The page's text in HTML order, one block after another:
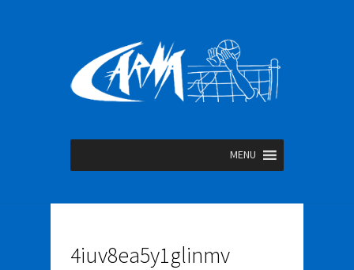
MENU
4iuv8ea5y1glinmv